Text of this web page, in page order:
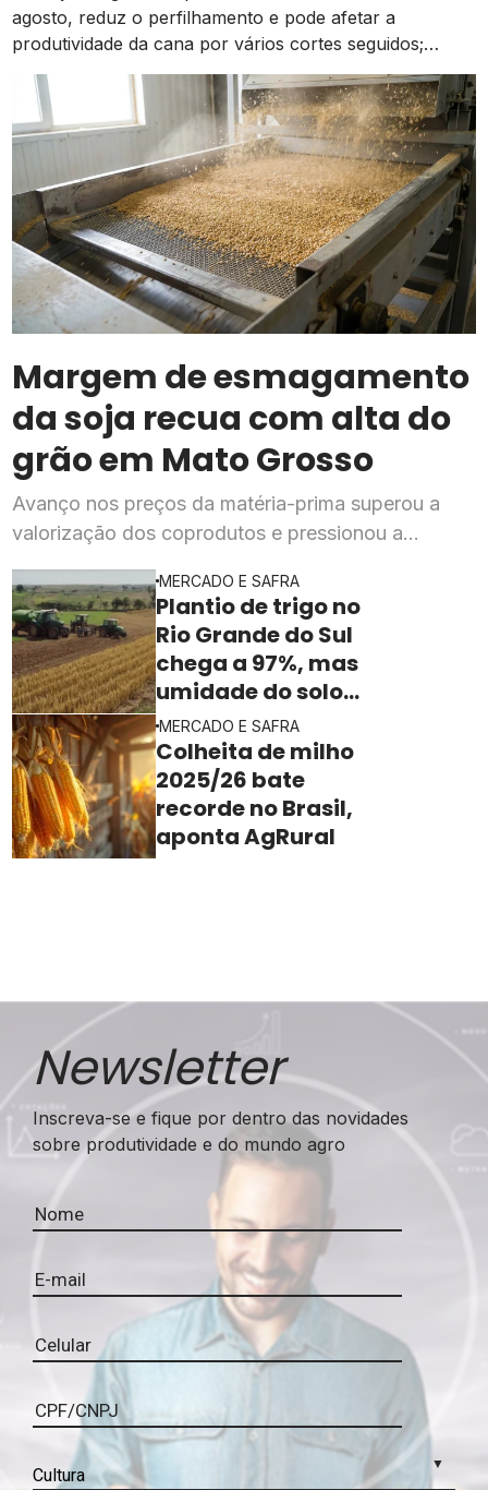
agosto, reduz o perfilhamento e pode afetar a
produtividade da cana por vários cortes seguidos;
prevenção começa na escolha das mudas
Margem de esmagamento
da soja recua com alta do
grão em Mato Grosso
Avanço nos preços da matéria-prima superou a
valorização dos coprodutos e pressionou a
segundo o ImeaMERCADO E SAFRA
Plantio de trigo no
Rio Grande do Sul
chega a 97%, mas
umidade do solo
ainda freia o ritmo
MERCADO E SAFRA
Colheita de milho
2025/26 bate
recorde no Brasil,
aponta AgRural
Newsletter
Inscreva-se e fique por dentro das novidades
sobre produtividade e do mundo agro